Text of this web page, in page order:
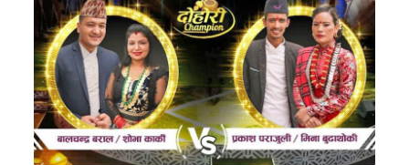
अन्तरर्वार्ता
विचार/
ब्लग
खेलकुद